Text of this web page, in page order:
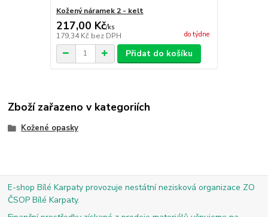
Kožený náramek 2 - kelt
217,00 Kč/ks
179,34 Kč bez DPH do týdne
Přidat do košíku
Zboží zařazeno v kategoriích
Kožené opasky
E-shop Bílé Karpaty provozuje nestátní nezisková organizace ZO
ČSOP Bílé Karpaty.